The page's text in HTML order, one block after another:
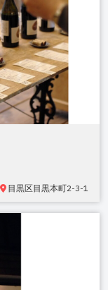
目黒区目黒本町2-3-1